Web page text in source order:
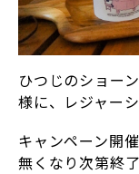
ひつじのショー
様に、レジャー
キャンペーン開
無くなり次第終了